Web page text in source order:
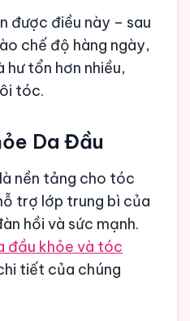
được điều này – sau
chế độ hàng ngày,
tổn hơn nhiều,
tóc.
Da Đầu
nền tảng cho tóc
trợ lớp trung bì của
hồi và sức mạnh.
đầu khỏe và tóc
tiết của chúng